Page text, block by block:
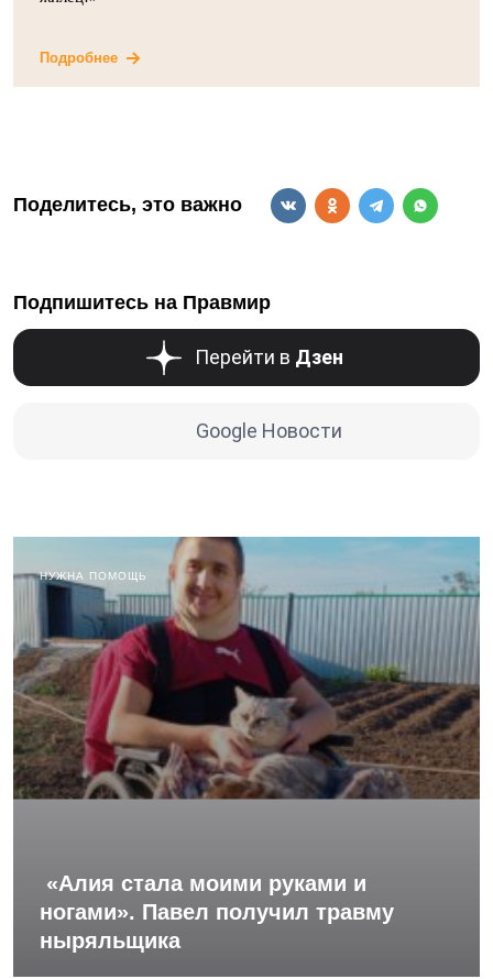
Подробнее
Поделитесь, это важно
Подпишитесь на Правмир
Перейти в Дзен
Google Новости
НУЖНА ПОМОЩЬ
«Алия стала моими руками и
ногами». Павел получил травму
ныряльщика